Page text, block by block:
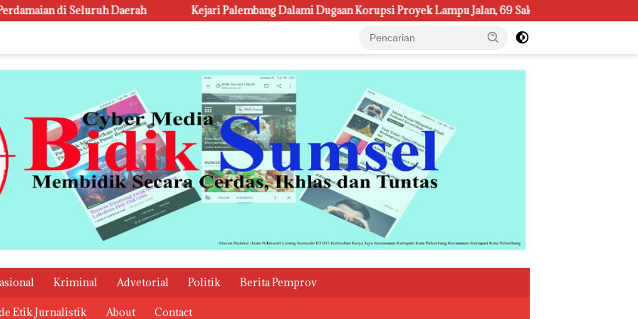
Seluruh Daerah Kejari Palembang Dalami Dugaan Korupsi Proyek Lampu Jalan, 69 Saksi Sudah Diperiksa
Kriminal Advetorial Politik Berita Pemprov
Etik Jurnalistik About Contact